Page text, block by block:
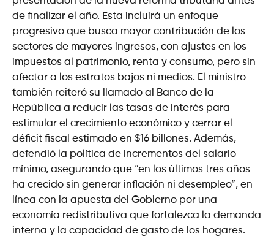
de finalizar el año. Esta incluirá un enfoque
progresivo que busca mayor contribución de los
sectores de mayores ingresos, con ajustes en los
impuestos al patrimonio, renta y consumo, pero sin
afectar a los estratos bajos ni medios. El ministro
también reiteró su llamado al Banco de la
República a reducir las tasas de interés para
estimular el crecimiento económico y cerrar el
déficit fiscal estimado en $16 billones. Además,
defendió la política de incrementos del salario
mínimo, asegurando que “en los últimos tres años
ha crecido sin generar inflación ni desempleo”, en
línea con la apuesta del Gobierno por una
economía redistributiva que fortalezca la demanda
interna y la capacidad de gasto de los hogares.